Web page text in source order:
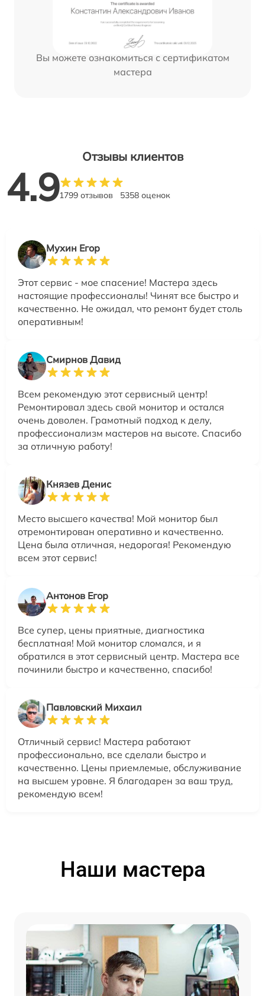
Вы можете ознакомиться с сертификатом
мастера
Отзывы клиентов
4.91799 отзывов 5358 оценок
Мухин Егор
Этот сервис - мое спасение! Мастера здесь
настоящие профессионалы! Чинят все быстро и
качественно. Не ожидал, что ремонт будет столь
оперативным!
Смирнов Давид
Всем рекомендую этот сервисный центр!
Ремонтировал здесь свой монитор и остался
очень доволен. Грамотный подход к делу,
профессионализм мастеров на высоте. Спасибо
за отличную работу!
Князев Денис
Место высшего качества! Мой монитор был
отремонтирован оперативно и качественно.
Цена была отличная, недорогая! Рекомендую
всем этот сервис!
Антонов Егор
Все супер, цены приятные, диагностика
бесплатная! Мой монитор сломался, и я
обратился в этот сервисный центр. Мастера все
починили быстро и качественно, спасибо!
Павловский Михаил
Отличный сервис! Мастера работают
профессионально, все сделали быстро и
качественно. Цены приемлемые, обслуживание
на высшем уровне. Я благодарен за ваш труд,
рекомендую всем!
Наши мастера